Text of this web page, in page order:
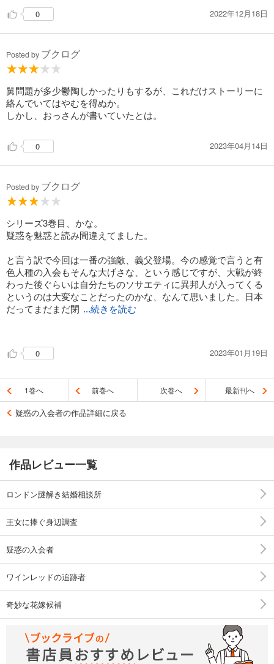
過去2作で嫌いだったカロラインが今回はちょっと好きになった
かも…初登場したハロルドが酷すぎたからかもしれないけど。
0 2022年12月18日
Posted by ブクログ
舅問題が多少鬱陶しかったりもするが、これだけストーリーに
絡んでいてはやむを得ぬか。
しかし、おっさんが書いていたとは。
0 2023年04月14日
Posted by ブクログ
シリーズ3巻目、かな。
疑惑を魅惑と読み間違えてました。
と言う訳で今回は一番の強敵、義父登場。今の感覚で言うと有
色人種の入会もそんな大げさな、という感じですが、大戦が終
わった後ぐらいは自分たちのソサエティに異邦人が入ってくる
というのは大変なことだったのかな、なんて思いました。日本
だってまだまだ閉 ...続きを読む
そういう意味では義父、相当思い切ったな！という最後のオチ
けど、その犠牲になった人が居るのだから正当化は出来ないで
すよね… 巻を追うにつれ、義母が段々とたくましくなってい
るような気がします。ガンバレ。
0 2023年01月19日
1巻へ 前巻へ 次巻へ 最新刊へ
疑惑の入会者の作品詳細に戻る
作品レビュー一覧
ロンドン謎解き結婚相談所
王女に捧ぐ身辺調査
疑惑の入会者
ワインレッドの追跡者
奇妙な花嫁候補